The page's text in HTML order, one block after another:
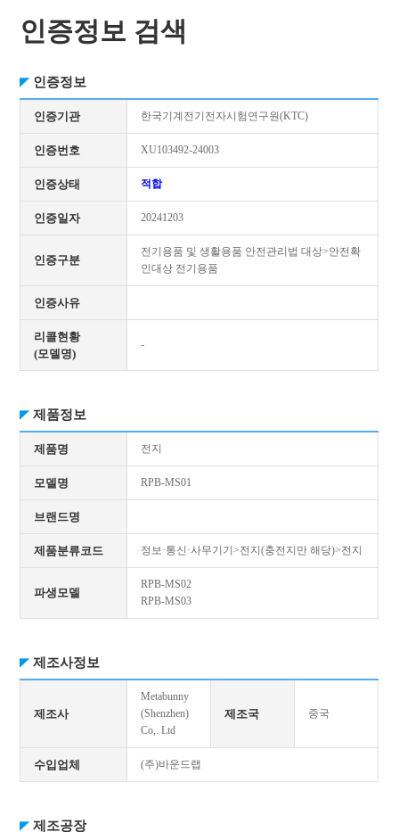
인증정보 검색
인증정보
인증기관 한국기계전기전자시험연구원(KTC)
인증번호 XU103492-24003
인증상태 적합
인증일자 20241203
인증구분
전기용품 및 생활용품 안전관리법 대상>안전확
인대상 전기용품
인증사유
리콜현황
(모델명)
-
제품정보
제품명 전지
모델명 RPB-MS01
브랜드명
제품분류코드 정보·통신·사무기기>전지(충전지만 해당)>전지
파생모델
RPB-MS02
RPB-MS03
제조사정보
제조사
Metabunny
(Shenzhen)
Co,. Ltd
제조국 중국
수입업체 (주)바운드랩
제조공장